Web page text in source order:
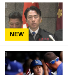
NEW